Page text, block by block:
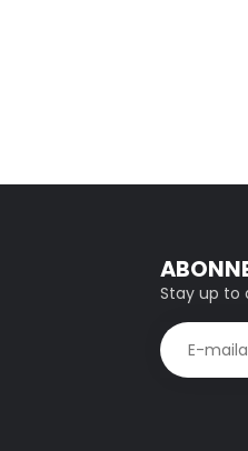
Stay up to